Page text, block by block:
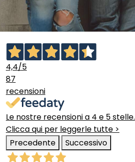
4,4/5
87
recensioni
Le nostre recensioni a 4 e 5 stelle.
Clicca qui per leggerle tutte >
Precedente
Successivo